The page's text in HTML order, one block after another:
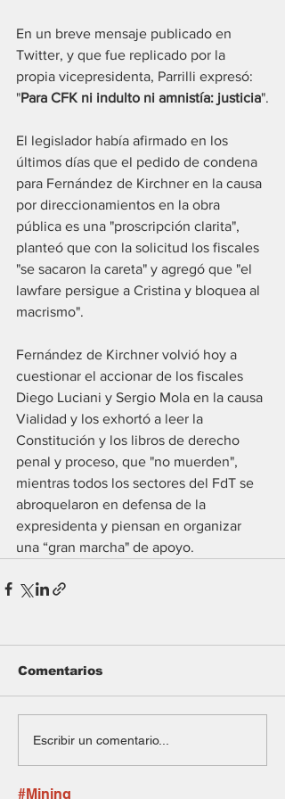
En un breve mensaje publicado en
Twitter, y que fue replicado por la
propia vicepresidenta, Parrilli expresó:
"Para CFK ni indulto ni amnistía: justicia".
El legislador había afirmado en los
últimos días que el pedido de condena
para Fernández de Kirchner en la causa
por direccionamientos en la obra
pública es una "proscripción clarita",
planteó que con la solicitud los fiscales
"se sacaron la careta" y agregó que "el
lawfare persigue a Cristina y bloquea al
macrismo".
Fernández de Kirchner volvió hoy a
cuestionar el accionar de los fiscales
Diego Luciani y Sergio Mola en la causa
Vialidad y los exhortó a leer la
Constitución y los libros de derecho
penal y proceso, que "no muerden",
mientras todos los sectores del FdT se
abroquelaron en defensa de la
expresidenta y piensan en organizar
una “gran marcha" de apoyo.
Comentarios
Escribir un comentario...
#Mining